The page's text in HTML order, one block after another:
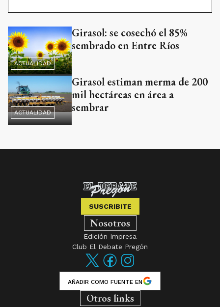
ACTUALIDAD
Girasol: se cosechó el 85%
sembrado en Entre Ríos
ACTUALIDAD
Girasol estiman merma de 200
mil hectáreas en área a
sembrar
SUSCRIBITE
Nosotros
Edición Impresa
Club El Debate Pregón
AÑADIR COMO FUENTE EN
Otros links